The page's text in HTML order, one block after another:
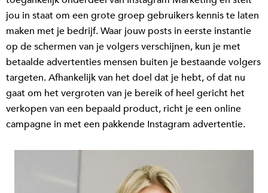
jou in staat om een grote groep gebruikers kennis te laten
maken met je bedrijf. Waar jouw posts in eerste instantie
op de schermen van je volgers verschijnen, kun je met
betaalde advertenties mensen buiten je bestaande volgers
targeten. Afhankelijk van het doel dat je hebt, of dat nu
gaat om het vergroten van je bereik of heel gericht het
verkopen van een bepaald product, richt je een online
campagne in met een pakkende Instagram advertentie.